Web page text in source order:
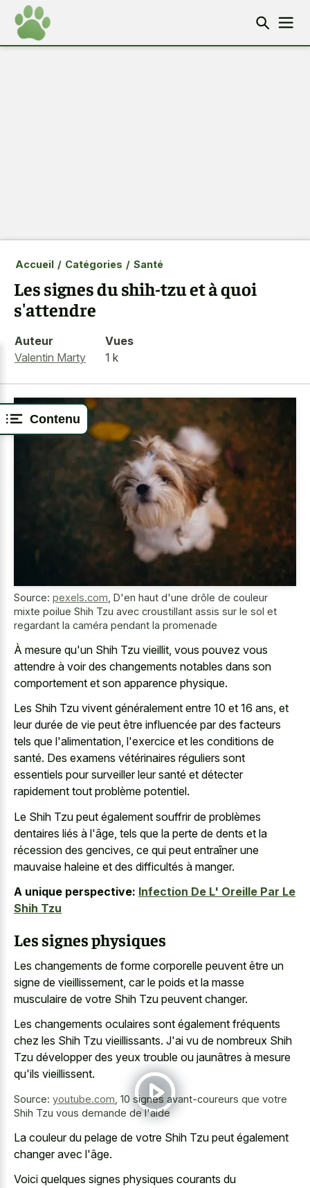
Contenu
Accueil / Catégories / Santé
Les signes du shih-tzu et à quoi
s'attendre
Auteur
Valentin Marty
Vues
1 k
Source: pexels.com D'en haut d'une drôle de couleur
mixte poilue Shih Tzu avec croustillant assis sur le sol et
regardant la caméra pendant la promenade
À mesure qu'un Shih Tzu vieillit, vous pouvez vous
attendre à voir des changements notables dans son
comportement et son apparence physique.
Les Shih Tzu vivent généralement entre 10 et 16 ans, et
leur durée de vie peut être influencée par des facteurs
tels que l'alimentation, l'exercice et les conditions de
santé. Des examens vétérinaires réguliers sont
essentiels pour surveiller leur santé et détecter
rapidement tout problème potentiel.
Le Shih Tzu peut également souffrir de problèmes
dentaires liés à l'âge, tels que la perte de dents et la
récession des gencives, ce qui peut entraîner une
mauvaise haleine et des difficultés à manger.
A unique perspective: Infection De L' Oreille Par Le
Shih Tzu
Les signes physiques
Les changements de forme corporelle peuvent être un
signe de vieillissement, car le poids et la masse
musculaire de votre Shih Tzu peuvent changer.
Les changements oculaires sont également fréquents
chez les Shih Tzu vieillissants. J'ai vu de nombreux Shih
Tzu développer des yeux trouble ou jaunâtres à mesure
qu'ils vieillissent.
Source: youtube.com 10 signes avant-coureurs que votre
Shih Tzu vous demande de l'aide
La couleur du pelage de votre Shih Tzu peut également
changer avec l'âge.
Voici quelques signes physiques courants du